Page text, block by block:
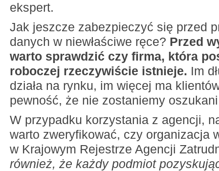
ekspert.
Jak jeszcze zabezpieczyć się przed
danych w niewłaściwe ręce? Przed
warto sprawdzić czy firma, która
roboczej rzeczywiście istnieje. Im
działa na rynku, im więcej ma
pewność, że nie zostaniemy
W przypadku korzystania z agencji,
warto zweryfikować, czy organizacja
w Krajowym Rejestrze Agencji
również, że każdy podmiot